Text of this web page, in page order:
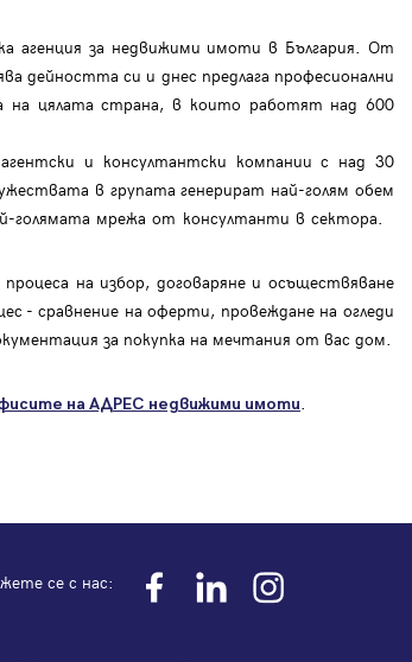
агенция за недвижими имоти в България. От
дейността си и днес предлага професионални
на цялата страна, в които работят над 600
и консултантски компании с над 30
в групата генерират най-голям обем
голямата мрежа от консултанти в сектора.
на избор, договаряне и осъществяване
- сравнение на оферти, провеждане на огледи
за покупка на мечтания от вас дом.
на АДРЕСнедвижими имоти.
се с нас: